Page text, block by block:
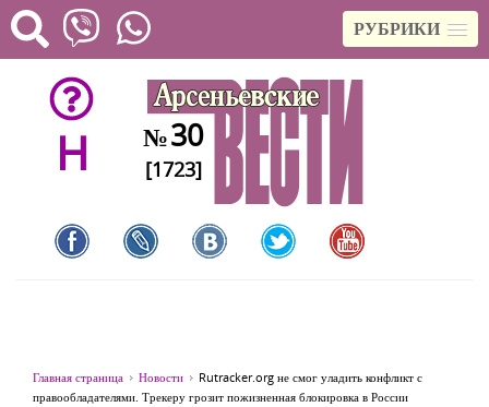
РУБРИКИ
H №30
[1723]
Главная страница Новости
Rutracker.org не смог уладить конфликт с
правообладателями. Трекеру грозит пожизненная блокировка в России